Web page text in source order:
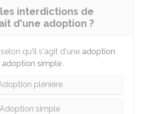
interdictions de
d'une adoption ?
qu'il s'agit d'une adoption
adoption simple.
plénière
Adoption simple